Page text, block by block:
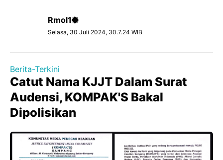
Rmol1
Selasa, 30 Juli 2024, 30.7.24 WIB
Berita-Terkini
Catut Nama KJJT Dalam Surat
Audensi, KOMPAK'S Bakal
Dipolisikan